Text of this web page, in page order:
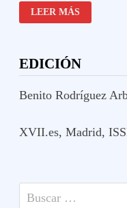
VIRGEN
DEL
ROSARIO,
-
XVII
LEER MÁS
EDICIÓN
Benito Rodríguez
XVII.es, Madrid,
Buscar: